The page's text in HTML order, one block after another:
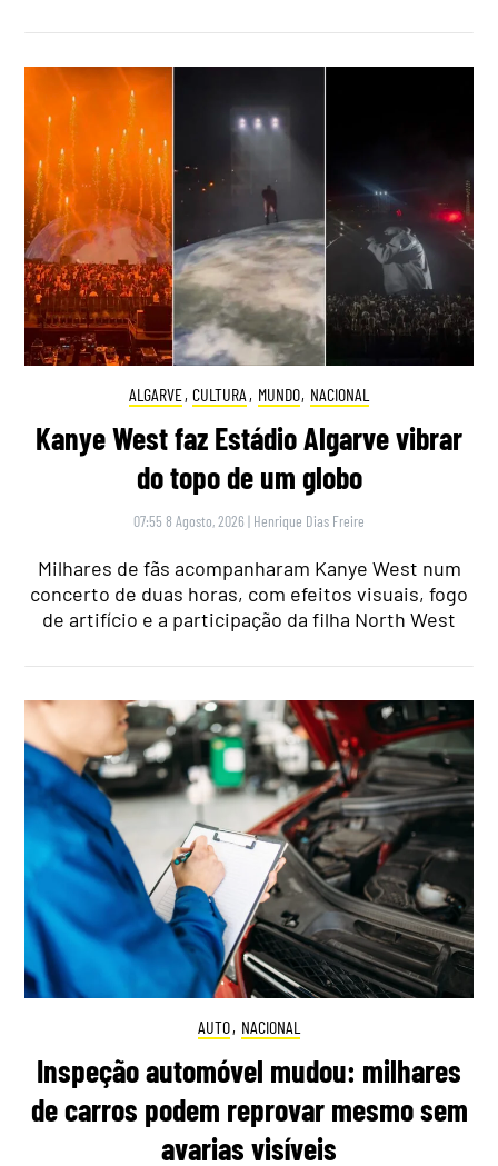
ALGARVE, CULTURA , MUNDO, NACIONAL
Kanye West faz Estádio Algarve vibrar
do topo de um globo
07:55 8 Agosto, 2026 | Henrique Dias Freire
Milhares de fãs acompanharam Kanye West num
concerto de duas horas, com efeitos visuais, fogo
de artifício e a participação da filha North West
AUTO, NACIONAL
Inspeção automóvel mudou: milhares
de carros podem reprovar mesmo sem
avarias visíveis